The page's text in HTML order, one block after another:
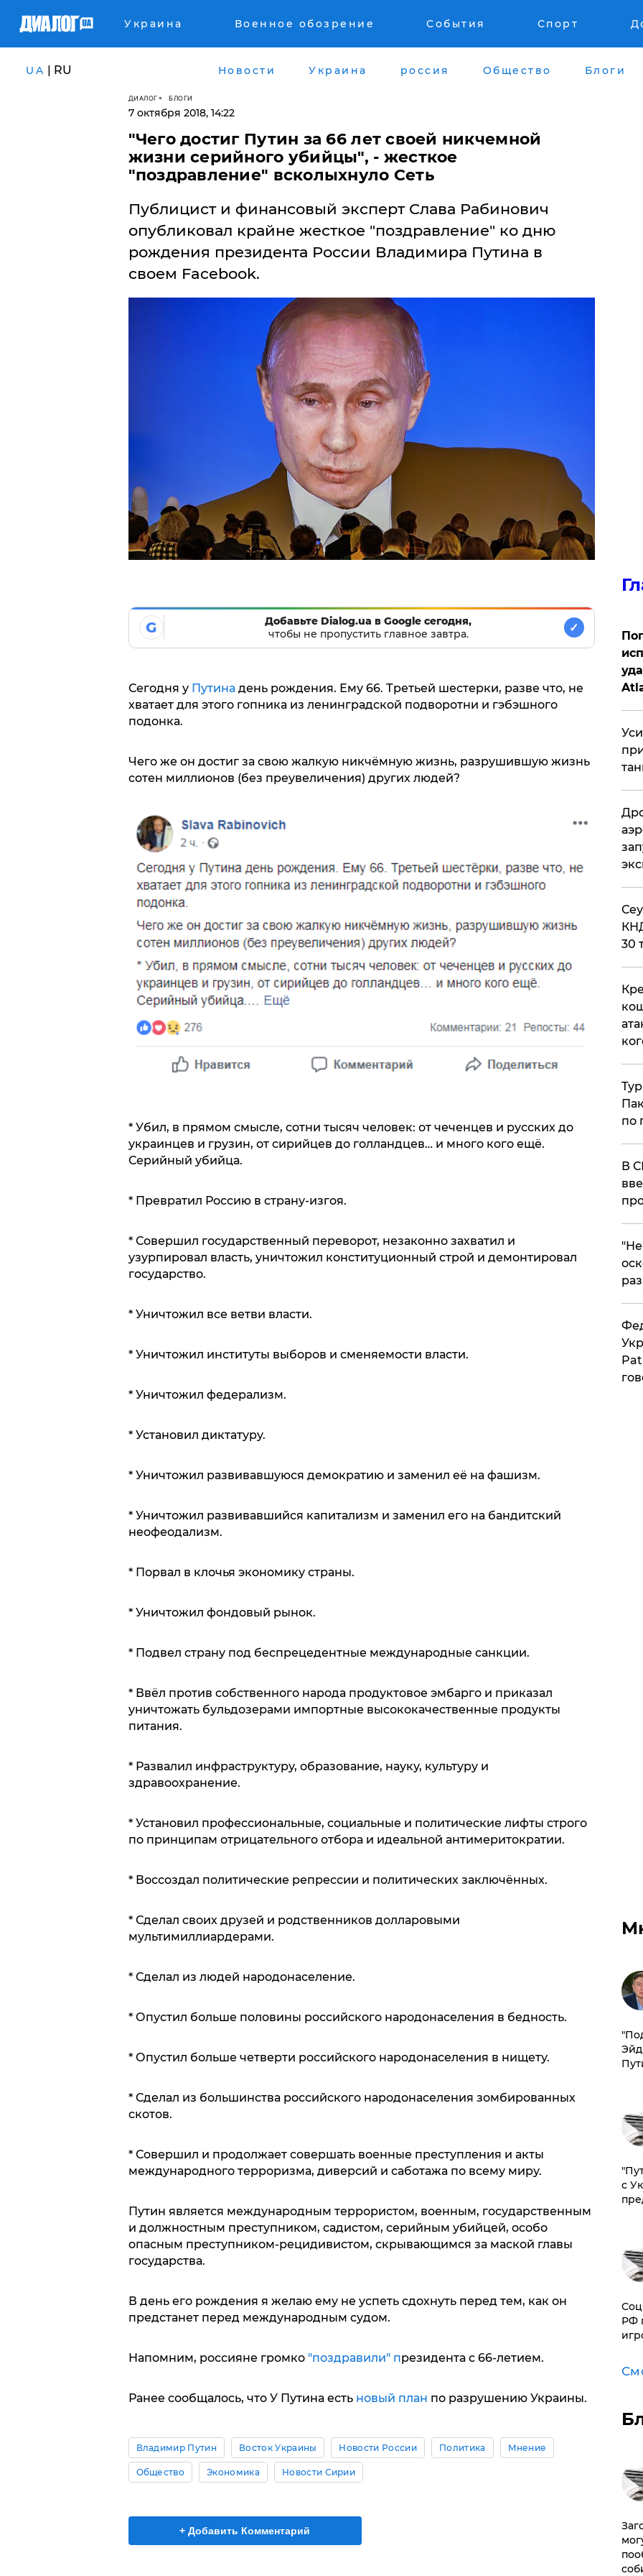
Украина Военное обозрение События Спорт
UA | RU Новости Украина россия Общество Блоги
ДИАЛОГ БЛОГИ
7 октября 2018, 14:22
"Чего достиг Путин за 66 лет своей никчемной
жизни серийного убийцы", - жесткое
"поздравление" всколыхнуло Сеть
Публицист и финансовый эксперт Слава Рабинович
опубликовал крайне жесткое "поздравление" ко дню
рождения президента России Владимира Путина в
своем Facebook.
G
Добавьте Dialog.ua в Google сегодня,
чтобы не пропустить главное завтра.
✓
Сегодня у Путина день рождения. Ему 66. Третьей шестерки, разве что, не
хватает для этого гопника из ленинградской подворотни и гэбэшного
подонка.
Чего же он достиг за свою жалкую никчёмную жизнь, разрушившую жизнь
сотен миллионов (без преувеличения) других людей?
* Убил, в прямом смысле, сотни тысяч человек: от чеченцев и русских до
украинцев и грузин, от сирийцев до голландцев… и много кого ещё.
Серийный убийца.
* Превратил Россию в страну-изгоя.
* Совершил государственный переворот, незаконно захватил и
узурпировал власть, уничтожил конституционный строй и демонтировал
государство.
* Уничтожил все ветви власти.
* Уничтожил институты выборов и сменяемости власти.
* Уничтожил федерализм.
* Установил диктатуру.
* Уничтожил развивавшуюся демократию и заменил её на фашизм.
* Уничтожил развивавшийся капитализм и заменил его на бандитский
неофеодализм.
* Порвал в клочья экономику страны.
* Уничтожил фондовый рынок.
* Подвел страну под беспрецедентные международные санкции.
* Ввёл против собственного народа продуктовое эмбарго и приказал
уничтожать бульдозерами импортные высококачественные продукты
питания.
* Развалил инфраструктуру, образование, науку, культуру и
здравоохранение.
* Установил профессиональные, социальные и политические лифты строго
по принципам отрицательного отбора и идеальной антимеритократии.
* Воссоздал политические репрессии и политических заключённых.
* Сделал своих друзей и родственников долларовыми
мультимиллиардерами.
* Сделал из людей народонаселение.
* Опустил больше половины российского народонаселения в бедность.
* Опустил больше четверти российского народонаселения в нищету.
* Сделал из большинства российского народонаселения зомбированных
скотов.
* Совершил и продолжает совершать военные преступления и акты
международного терроризма, диверсий и саботажа по всему миру.
Путин является международным террористом, военным, государственным
и должностным преступником, садистом, серийным убийцей, особо
опасным преступником-рецидивистом, скрывающимся за маской главы
государства.
В день его рождения я желаю ему не успеть сдохнуть перед тем, как он
предстанет перед международным судом.
Напомним, россияне громко "поздравили" президента с 66-летием.
Ранее сообщалось, что У Путина есть новый план по разрушению Украины.
Владимир Путин Восток Украины Новости России Политика Мнение
Общество Экономика Новости Сирии
+ Добавить Комментарий
30
по
В
с
РФ